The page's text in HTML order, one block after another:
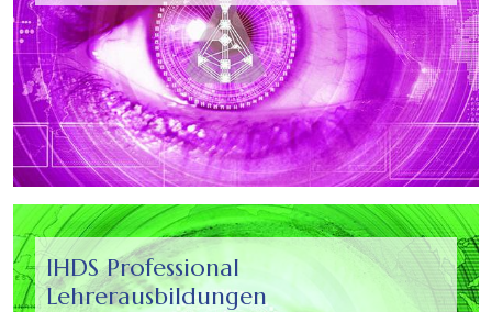
IHDS Professional
Lehrerausbildungen